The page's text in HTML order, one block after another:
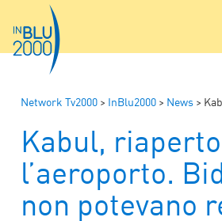
Network Tv2000 > InBlu2000 > News > Kabul,
Kabul, riaperto
l’aeroporto.
non potevano